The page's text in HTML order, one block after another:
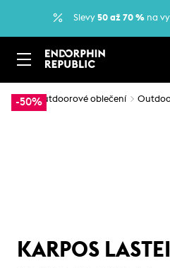
Slevy 50 až 70 % na
-50%
… Outdoorové oblečení
KARPOS